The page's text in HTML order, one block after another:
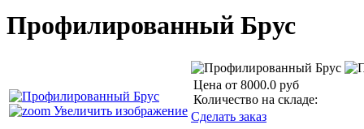
Профилированный Брус
Увеличить изображение
Цена от 8000.0 руб
Количество на складе:
Сделать заказ